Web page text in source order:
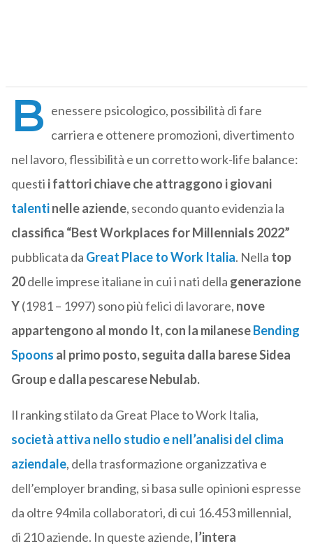
B enessere psicologico, possibilità di fare
carriera e ottenere promozioni, divertimento
nel lavoro, flessibilità e un corretto work-life balance:
questi i fattori chiave che attraggono i giovani
talentinelle aziende, secondo quanto evidenzia la
classifica “Best Workplaces for Millennials 2022”
pubblicata da Great Place to Work Italia. Nella top
20delle imprese italiane in cui i nati della generazione
Y(1981 – 1997) sono più felici di lavorare, nove
appartengono al mondo It, con la milaneseBending
Spoons al primo posto, seguita dalla barese Sidea
Group e dalla pescarese Nebulab.
Il ranking stilato da Great Place to Work Italia,
società attiva nello studio e nell’analisi del clima
aziendale, della trasformazione organizzativa e
dell’employer branding, si basa sulle opinioni espresse
da oltre 94mila collaboratori, di cui 16.453 millennial,
di 210 aziende. In queste aziende, l’intera